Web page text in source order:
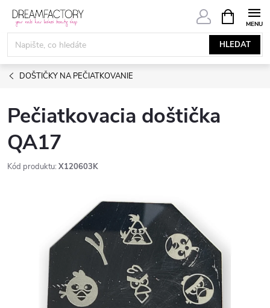
Přejít
obsah
HLEDAT
NÁKUPNÍ
KOŠÍK
DOŠTIČKY NA PEČIATKOVANIE
Pečiatkovacia doštička
QA17
Kód produktu: X120603K